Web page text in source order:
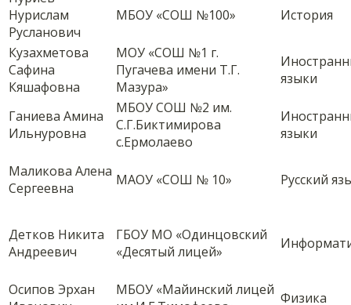
Нурислам
Русланович
МБОУ «СОШ №100» История
Кузахметова
Сафина
Кяшафовна
МОУ «СОШ №1 г.
Пугачева имени Т.Г.
Мазура»
языки
Ганиева Амина
Ильнуровна
МБОУ СОШ №2 им.
С.Г.Биктимирова
с.Ермолаево
языки
Маликова Алена
Сергеевна
МАОУ «СОШ № 10» Русский
Детков Никита
Андреевич
ГБОУ МО «Одинцовский
«Десятый лицей»
Осипов Эрхан
МБОУ «Майинский лицей Физика